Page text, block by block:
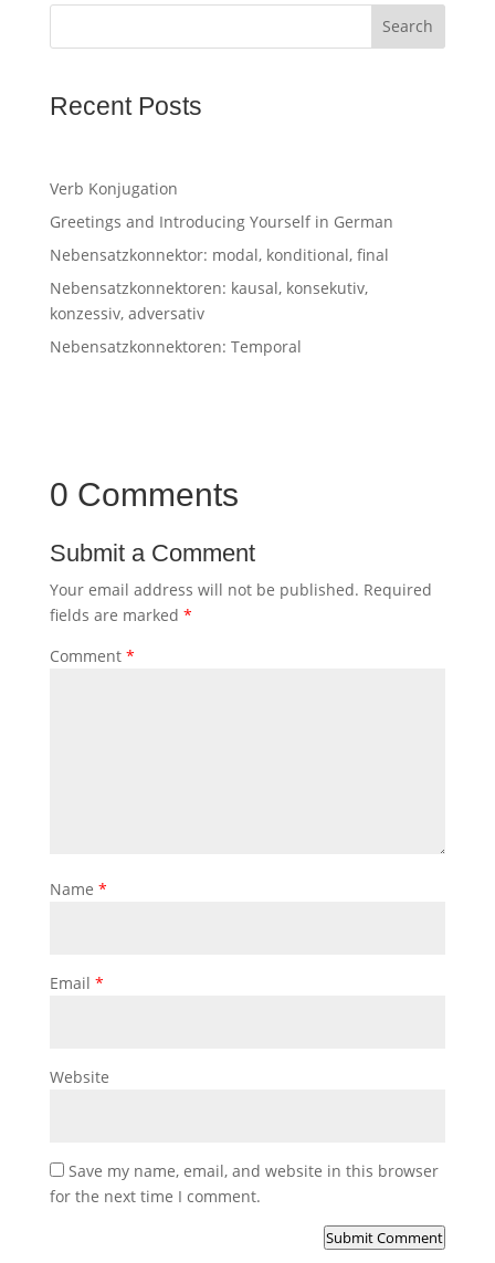
Search
Recent Posts
Verb Konjugation
Greetings and Introducing Yourself in German
Nebensatzkonnektor: modal, konditional, final
Nebensatzkonnektoren: kausal, konsekutiv,
konzessiv, adversativ
Nebensatzkonnektoren: Temporal
0 Comments
Submit a Comment
Your email address will not be published. Required
fields are marked *
Comment *
Name *
Email *
Website
Save my name, email, and website in this browser
for the next time I comment.
Submit Comment